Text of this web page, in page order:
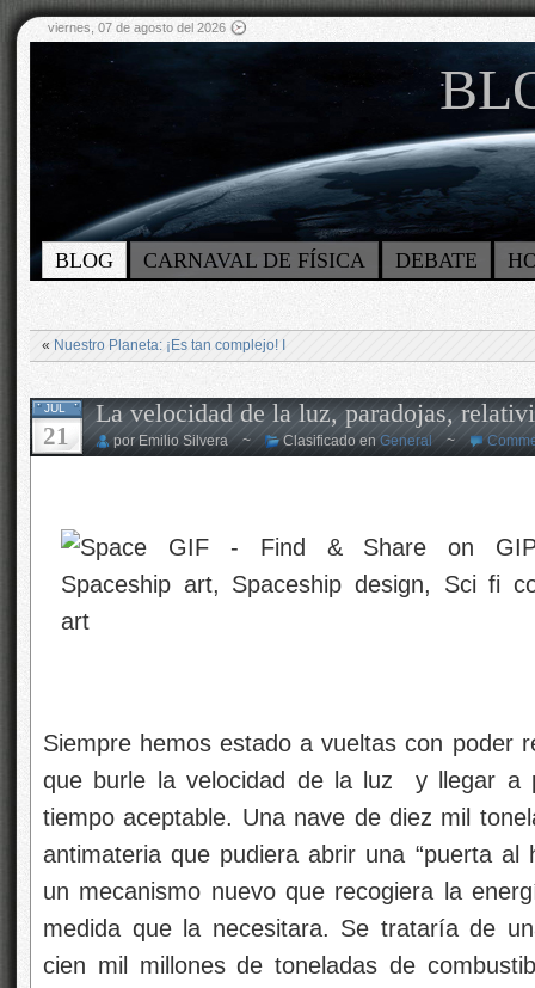
viernes, 07 de agosto del 2026
BLOG CARNAVAL DE FÍSICA DEBATE
« Nuestro Planeta: ¡Es tan complejo! I
JUL
21
La velocidad de la luz, paradojas,
por Emilio Silvera ~ Clasificado enGeneral ~
Siempre hemos estado a vueltas con poder
que burle la velocidad de la luz y llegar a
tiempo aceptable. Una nave de diez mil
antimateria que pudiera abrir una “puerta al
un mecanismo nuevo que recogiera la
medida que la necesitara. Se trataría de
cien mil millones de toneladas de